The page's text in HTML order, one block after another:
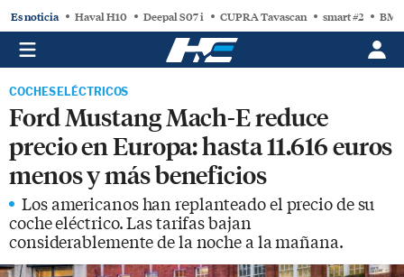
Es noticia Haval H10 Deepal S07 i CUPRA Tavascan smart #2
COCHES ELÉCTRICOS
Ford Mustang Mach-E reduce
precio en Europa: hasta 11.616 euros
menos y más beneficios
Los americanos han replanteado el precio de su
coche eléctrico. Las tarifas bajan
considerablemente de la noche a la mañana.